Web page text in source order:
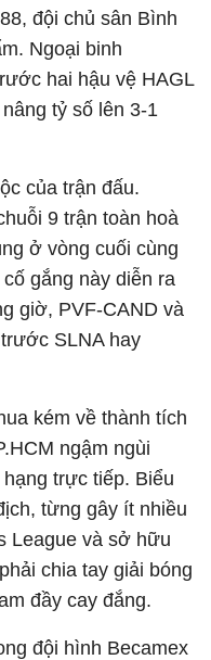
đội chủ sân Bình
Ngoại binh
hai hậu vệ HAGL
tỷ số lên 3-1
của trận đấu.
9 trận toàn hoà
ở vòng cuối cùng
gắng này diễn ra
giờ, PVF-CAND và
SLNA hay
kém về thành tích
ngậm ngùi
trực tiếp. Biểu
từng gây ít nhiều
League và sở hữu
chia tay giải bóng
đầy cay đắng.
đội hình Becamex